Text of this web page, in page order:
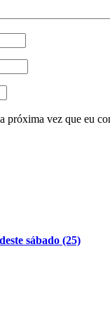
próxima vez que eu
sábado (25)